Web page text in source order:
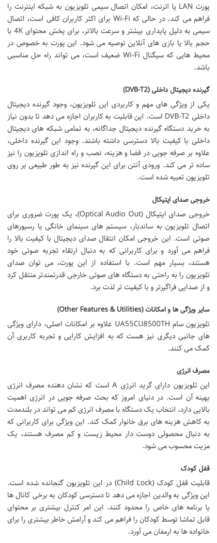
پورت LAN یا اترنت، امکان اتصال سیمی تلویزیون به شبکه اینترنت را
فراهم می کند. در حالی که Wi-Fi برای اکثر کاربران کافی است، اتصال
سیمی به دلیل پایداری بیشتر و سرعت بالاتر، برای پخش محتوای 4K با
حجم بالا یا بازی های آنلاین توصیه می شود. این پورت به خصوص در
محیط هایی که سیگنال Wi-Fi ضعیف است، می تواند راه حل مناسبی
باشد.
گیرنده دیجیتال داخلی (DVB-T2)
یکی از ویژگی های مهم و کاربردی این تلویزیون، وجود گیرنده دیجیتال
داخلی DVB-T2 است. این قابلیت به کاربران اجازه می دهد تا بدون نیاز
به خرید دستگاه گیرنده دیجیتال جداگانه، به تمامی شبکه های دیجیتال
داخلی با کیفیت بالا دسترسی داشته باشند. وجود این گیرنده داخلی،
علاوه بر صرفه جویی در فضا و هزینه، نصب و راه اندازی تلویزیون را نیز
ساده تر می کند. ورودی آنتن برای این گیرنده نیز به طور طبیعی بر روی
تلویزیون تعبیه شده است.
خروجی صدای اپتیکال
خروجی صدای اپتیکال (Optical Audio Out)، یک پورت ضروری برای
اتصال تلویزیون به ساندبار، سیستم های سینمای خانگی یا رسیورهای
صوتی است. این خروجی امکان انتقال صدای دیجیتال با کیفیت بالا را
فراهم می آورد و برای کاربرانی که به دنبال ارتقاء تجربه صوتی خود
هستند، بسیار مهم است. با استفاده از این پورت، می توان صدای
تلویزیون را به راحتی به دستگاه های صوتی خارجی قدرتمندتر منتقل کرد
و از صدایی فراگیرتر و با کیفیت تر لذت برد.
سایر ویژگی ها و امکانات (Other Features & Utilities)
تلویزیون سام UA55CU8500TH علاوه بر امکانات اصلی، دارای ویژگی
های جانبی دیگری نیز هست که به افزایش کارایی و تجربه کاربری آن
کمک می کنند.
مصرف انرژی
این تلویزیون دارای گرید انرژی A است که نشان دهنده مصرف انرژی
بهینه آن است. در دنیای امروز که بحث صرفه جویی در انرژی اهمیت
بالایی دارد، انتخاب یک دستگاه با مصرف انرژی کم می تواند در بلندمدت
به کاهش هزینه های برق خانوار کمک کند. این ویژگی برای کاربرانی که
به دنبال محصولی دوست دار محیط زیست و کم مصرف هستند، یک
مزیت محسوب می شود.
قفل کودک
قابلیت قفل کودک (Child Lock) در این تلویزیون گنجانده شده است.
این ویژگی به والدین اجازه می دهد تا دسترسی کودکان به برخی کانال ها
یا برنامه های خاص را محدود کنند. این امر کنترل بیشتری بر محتوای
قابل تماشا توسط کودکان را فراهم می کند و آرامش خاطر بیشتری را برای
خانواده ها به ارمغان می آورد.